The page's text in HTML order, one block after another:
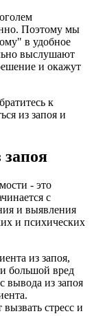
Поэтому мы
в удобное
выслушают
и окажут
к
из запоя и
- это
с
и выявления
и психических
из запоя,
большой вред
вывода из запоя
стресс и